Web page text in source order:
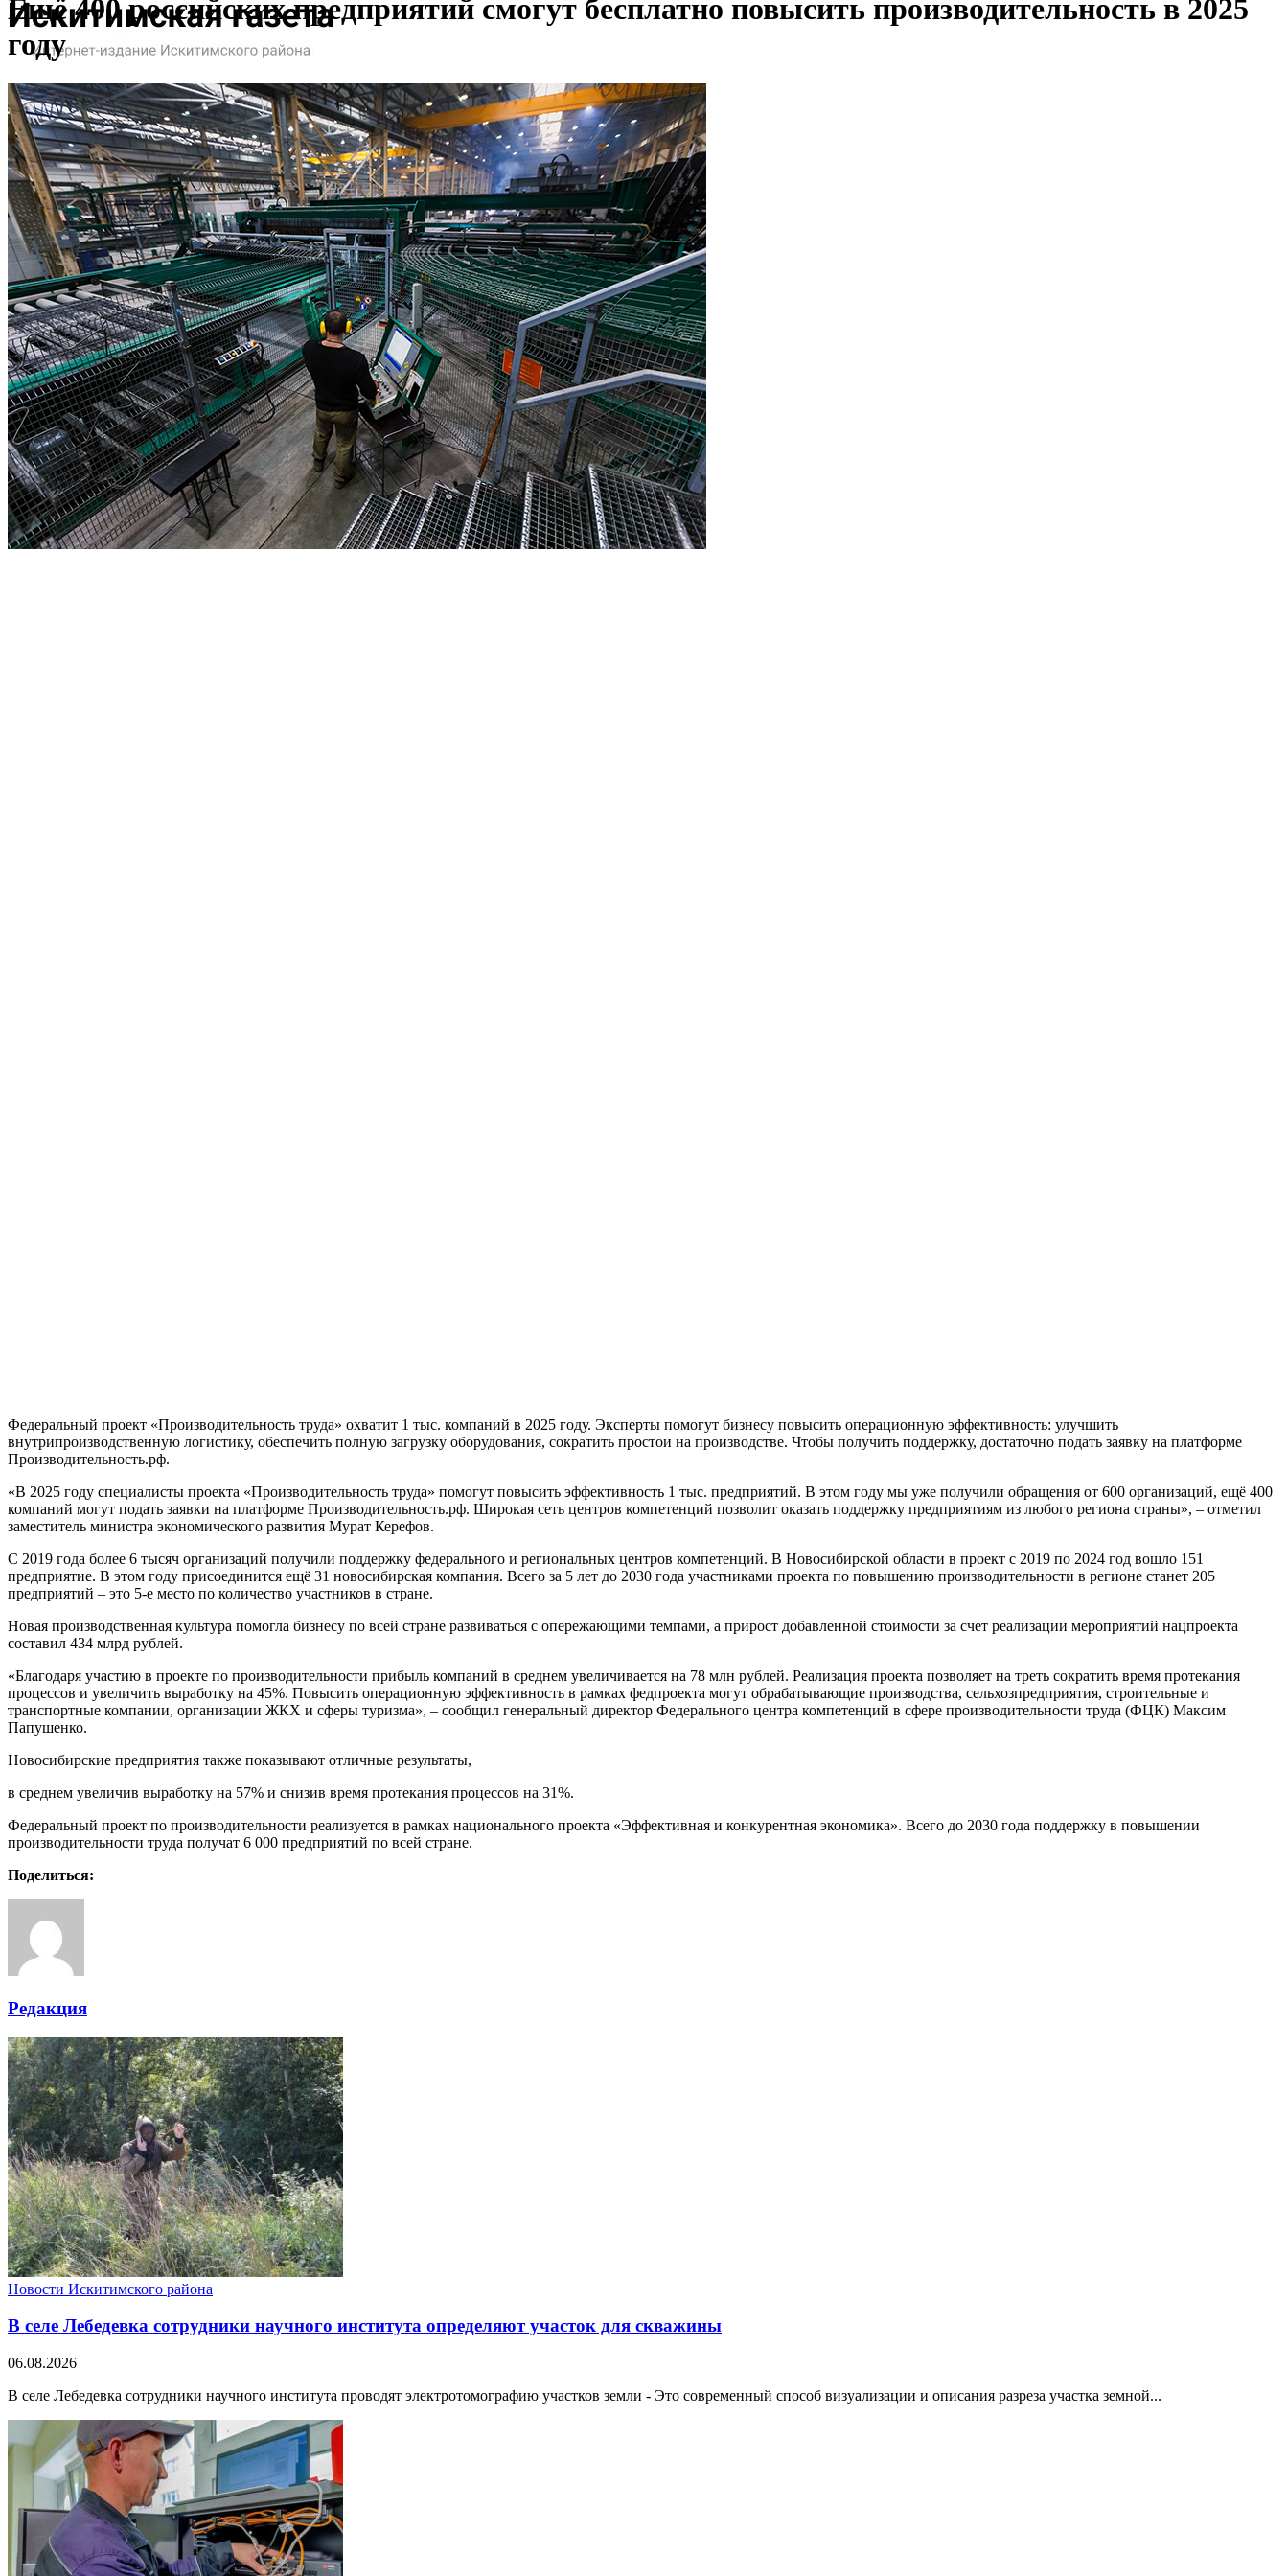
Ещё 400 российских предприятий смогут бесплатно повысить производительность в 2025
году
Федеральный проект «Производительность труда» охватит 1 тыс. компаний в 2025 году. Эксперты помогут бизнесу повысить операционную эффективность: улучшить
внутрипроизводственную логистику, обеспечить полную загрузку оборудования, сократить простои на производстве. Чтобы получить поддержку, достаточно подать заявку на платформе
Производительность.рф.
«В 2025 году специалисты проекта «Производительность труда» помогут повысить эффективность 1 тыс. предприятий. В этом году мы уже получили обращения от 600 организаций, ещё 400
компаний могут подать заявки на платформе Производительность.рф. Широкая сеть центров компетенций позволит оказать поддержку предприятиям из любого региона страны», – отметил
заместитель министра экономического развития Мурат Керефов.
С 2019 года более 6 тысяч организаций получили поддержку федерального и региональных центров компетенций. В Новосибирской области в проект с 2019 по 2024 год вошло 151
предприятие. В этом году присоединится ещё 31 новосибирская компания. Всего за 5 лет до 2030 года участниками проекта по повышению производительности в регионе станет 205
предприятий – это 5-е место по количество участников в стране.
Новая производственная культура помогла бизнесу по всей стране развиваться с опережающими темпами, а прирост добавленной стоимости за счет реализации мероприятий нацпроекта
составил 434 млрд рублей.
«Благодаря участию в проекте по производительности прибыль компаний в среднем увеличивается на 78 млн рублей. Реализация проекта позволяет на треть сократить время протекания
процессов и увеличить выработку на 45%. Повысить операционную эффективность в рамках федпроекта могут обрабатывающие производства, сельхозпредприятия, строительные и
транспортные компании, организации ЖКХ и сферы туризма», – сообщил генеральный директор Федерального центра компетенций в сфере производительности труда (ФЦК) Максим
Папушенко.
Новосибирские предприятия также показывают отличные результаты,
в среднем увеличив выработку на 57% и снизив время протекания процессов на 31%.
Федеральный проект по производительности реализуется в рамках национального проекта «Эффективная и конкурентная экономика». Всего до 2030 года поддержку в повышении
производительности труда получат 6 000 предприятий по всей стране.
Поделиться:
Редакция
Новости Искитимского района
В селе Лебедевка сотрудники научного института определяют участок для скважины
06.08.2026
В селе Лебедевка сотрудники научного института проводят электротомографию участков земли - Это современный способ визуализации и описания разреза участка земной...